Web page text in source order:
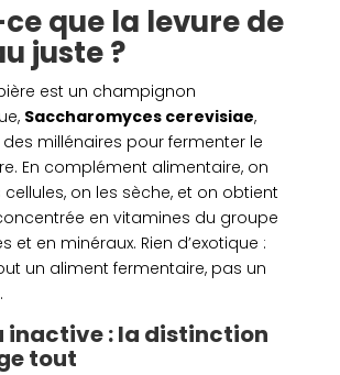
ce que la levure de
juste ?
est un champignon
Saccharomyces cerevisiae,
millénaires pour fermenter le
En complément alimentaire, on
on les sèche, et on obtient
en vitamines du groupe
et en minéraux. Rien d’exotique :
un aliment fermentaire, pas un
inactive : la distinction
tout